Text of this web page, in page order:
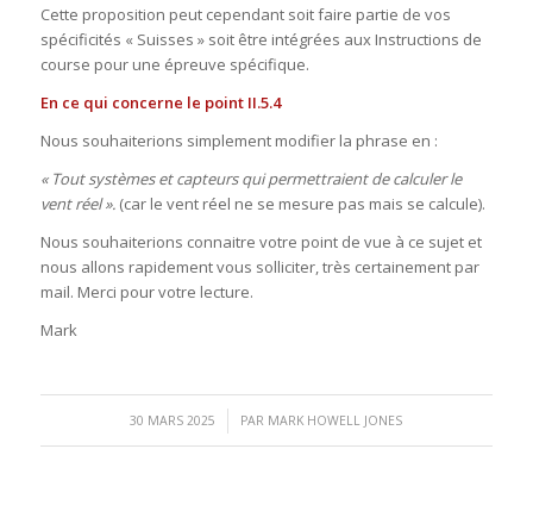
Cette proposition peut cependant soit faire partie de vos
spécificités « Suisses » soit être intégrées aux Instructions de
course pour une épreuve spécifique.
En ce qui concerne le point II.5.4
Nous souhaiterions simplement modifier la phrase en :
« Tout systèmes et capteurs qui permettraient de calculer le
vent réel ».(car le vent réel ne se mesure pas mais se calcule).
Nous souhaiterions connaitre votre point de vue à ce sujet et
nous allons rapidement vous solliciter, très certainement par
mail. Merci pour votre lecture.
Mark
30 MARS 2025
/ PAR MARK HOWELL JONES